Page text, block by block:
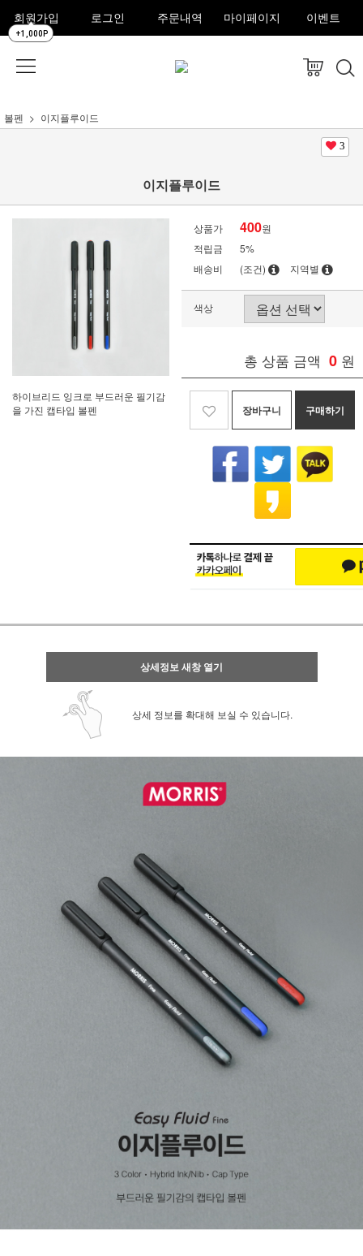
회원가입
+1,000P
로그인 주문내역 마이페이지 이벤트
볼펜 이지플루이드
3
이지플루이드
하이브리드 잉크로 부드러운 필기감
을 가진 캡타입 볼펜
상품가 400원
적립금
5%
배송비
(조건) 지역별
색상
총 상품 금액 0 원
장바구니 구매하기
상세정보 새창 열기
상세 정보를 확대해 보실 수 있습니다.